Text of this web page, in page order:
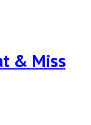
& Miss